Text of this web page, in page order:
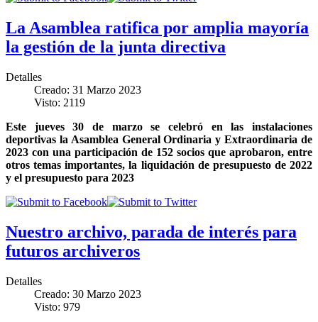
La Asamblea ratifica por amplia mayoría
la gestión de la junta directiva
Detalles
Creado: 31 Marzo 2023
Visto: 2119
Este jueves 30 de marzo se celebró en las instalaciones
deportivas la Asamblea General Ordinaria y Extraordinaria de
2023 con una participación de 152 socios que aprobaron, entre
otros temas importantes, la liquidación de presupuesto de 2022
y el presupuesto para 2023
Nuestro archivo, parada de interés para
futuros archiveros
Detalles
Creado: 30 Marzo 2023
Visto: 979